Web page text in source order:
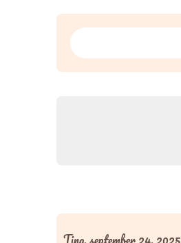
Zoeken